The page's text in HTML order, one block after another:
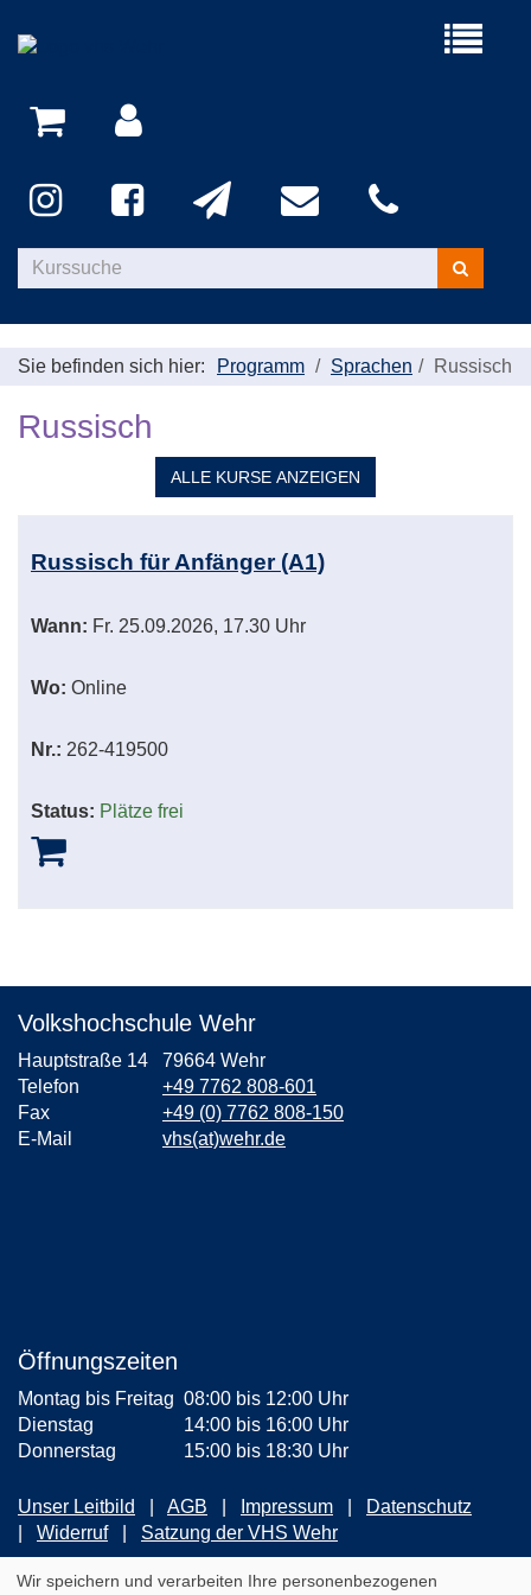
Menü
Kurse
suchen
Sie befinden sich hier: Programm Sprachen Russisch
Russisch
ALLE KURSE ANZEIGEN
Tabellenüberschriften
können
werden.
Russisch für Anfänger (A1)
Wann: Fr. 25.09.2026, 17.30 Uhr
Wo: Online
Nr.: 262-419500
Status: Plätze frei
Volkshochschule Wehr
Hauptstraße 14 79664 Wehr
Telefon
+49 7762 808-601
Fax
+49 (0) 7762 808-150
E-Mail
vhs(at)wehr.de
Öffnungszeiten
Montag bis Freitag 08:00 bis 12:00 Uhr
Dienstag
14:00 bis 16:00 Uhr
Donnerstag
15:00 bis 18:30 Uhr
Unser Leitbild AGB Impressum
Datenschutz
Widerruf
Satzung der VHS Wehr
ZUM NEWSLETTER ANMELDEN
Wir speichern und verarbeiten Ihre personenbezogenen